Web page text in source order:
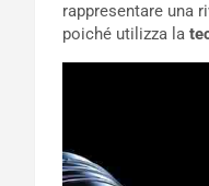
rappresentare una
poiché utilizza la